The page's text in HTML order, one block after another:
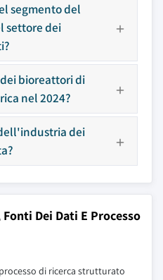
segmento del
settore dei
bioreattori di
nel 2024?
dei
Dei Dati E Processo
di ricerca strutturato